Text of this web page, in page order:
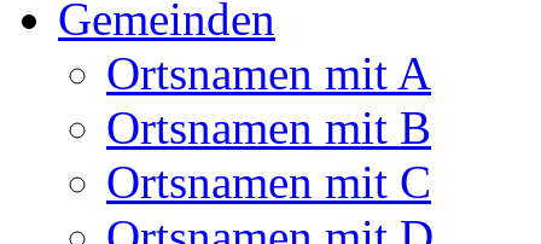
Gemeinden
Ortsnamen mit A
Ortsnamen mit B
Ortsnamen mit C